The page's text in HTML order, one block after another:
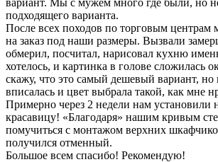
подходящего варианта.
После всех походов по торговым центрам
на заказ под наши размеры. Вызвали
обмерил, посчитал, нарисовал кухню
хотелось, и картинка в голове сложилась
скажу, что это самый дешевый вариант, но
вписалась и цвет выбрала такой, как мне
Примерно через 2 недели нам
красавицу! «Благодаря» нашим кривым
помучиться с монтажом верхних
получился отменный.
Большое всем спасибо! Рекомендую!